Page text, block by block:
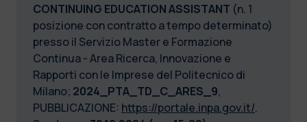
CONTINUING EDUCATION ASSISTANT (n. 1
posizione con contratto a tempo determinato)
presso il Servizio Master e Formazione
Continua - Area Ricerca, Innovazione e
Rapporti con le Imprese del Politecnico di
Milano; 2024_PTA_TD_C_ARES_9,
PUBBLICAZIONE: https://portale.inpa.gov.it/.